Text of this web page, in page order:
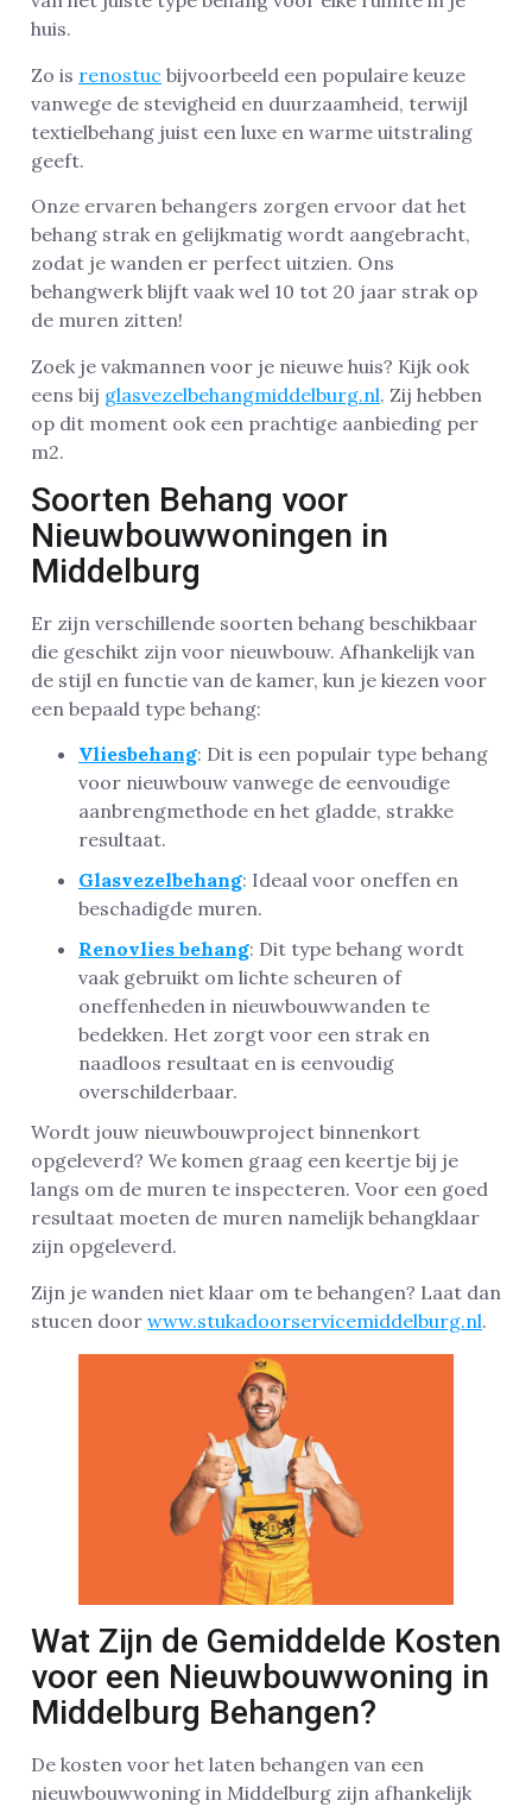
huis.
Zo is renostuc bijvoorbeeld een populaire keuze
vanwege de stevigheid en duurzaamheid, terwijl
textielbehang juist een luxe en warme uitstraling
geeft.
Onze ervaren behangers zorgen ervoor dat het
behang strak en gelijkmatig wordt aangebracht,
zodat je wanden er perfect uitzien. Ons
behangwerk blijft vaak wel 10 tot 20 jaar strak op
de muren zitten!
Zoek je vakmannen voor je nieuwe huis? Kijk ook
eens bij glasvezelbehangmiddelburg.nl. Zij hebben
op dit moment ook een prachtige aanbieding per
m2.
Soorten Behang voor
Nieuwbouwwoningen in
Middelburg
Er zijn verschillende soorten behang beschikbaar
die geschikt zijn voor nieuwbouw. Afhankelijk van
de stijl en functie van de kamer, kun je kiezen voor
een bepaald type behang:
Vliesbehang: Dit is een populair type behang
voor nieuwbouw vanwege de eenvoudige
aanbrengmethode en het gladde, strakke
resultaat.
Glasvezelbehang: Ideaal voor oneffen en
beschadigde muren.
Renovlies behang: Dit type behang wordt
vaak gebruikt om lichte scheuren of
oneffenheden in nieuwbouwwanden te
bedekken. Het zorgt voor een strak en
naadloos resultaat en is eenvoudig
overschilderbaar.
Wordt jouw nieuwbouwproject binnenkort
opgeleverd? We komen graag een keertje bij je
langs om de muren te inspecteren. Voor een goed
resultaat moeten de muren namelijk behangklaar
zijn opgeleverd.
Zijn je wanden niet klaar om te behangen? Laat dan
stucen door www.stukadoorservicemiddelburg.nl.
Wat Zijn de Gemiddelde Kosten
voor een Nieuwbouwwoning in
Middelburg Behangen?
De kosten voor het laten behangen van een
nieuwbouwwoning in Middelburg zijn afhankelijk